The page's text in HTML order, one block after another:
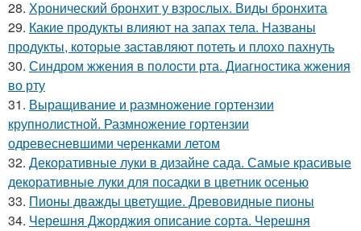
28. Хронический бронхит у взрослых. Виды бронхита
29. Какие продукты влияют на запах тела. Названы
продукты, которые заставляют потеть и плохо пахнуть
30. Синдром жжения в полости рта. Диагностика жжения
во рту
31. Выращивание и размножение гортензии
крупнолистной. Размножение гортензии
одревесневшими черенками летом
32. Декоративные луки в дизайне сада. Самые красивые
декоративные луки для посадки в цветник осенью
33. Пионы дважды цветущие. Древовидные пионы
34. Черешня Джорджия описание сорта. Черешня